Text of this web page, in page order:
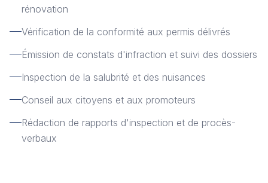
rénovation
Vérification de la conformité aux permis délivrés
Émission de constats d'infraction et suivi des dossiers
Inspection de la salubrité et des nuisances
Conseil aux citoyens et aux promoteurs
Rédaction de rapports d'inspection et de procès-
verbaux